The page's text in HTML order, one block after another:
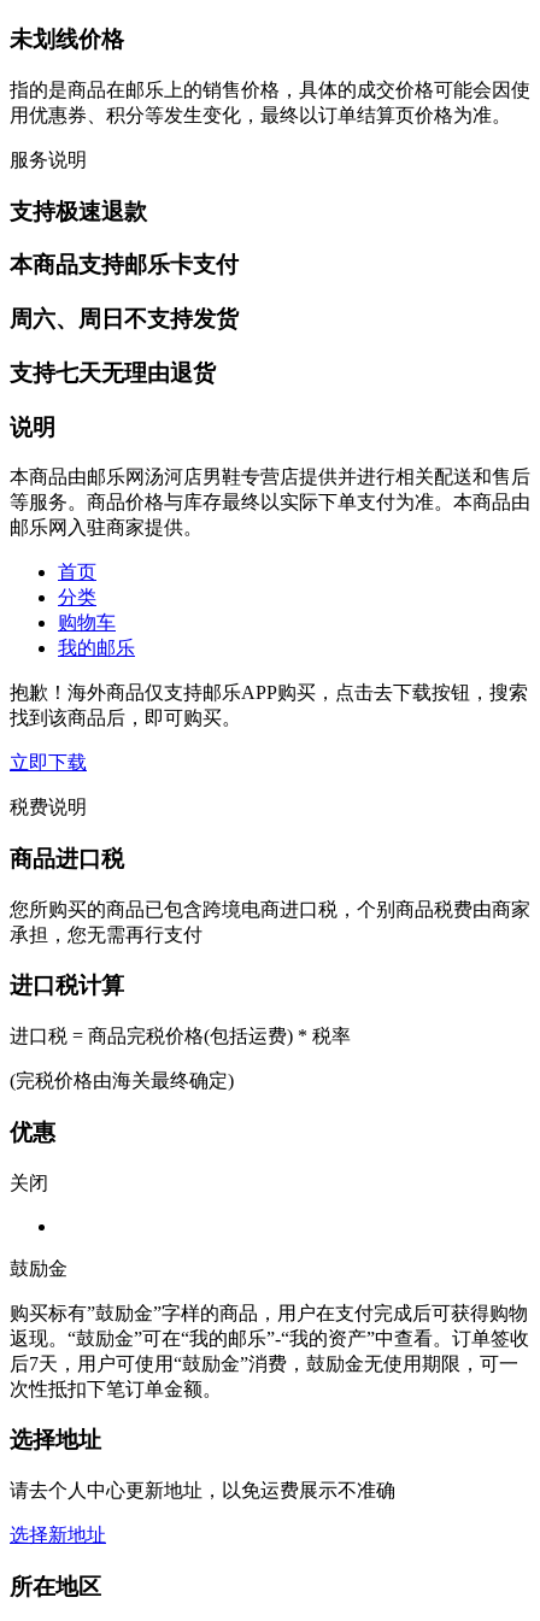
未划线价格
指的是商品在邮乐上的销售价格，具体的成交价格可能会因使
用优惠券、积分等发生变化，最终以订单结算页价格为准。
服务说明
支持极速退款
本商品支持邮乐卡支付
周六、周日不支持发货
支持七天无理由退货
说明
本商品由邮乐网汤河店男鞋专营店提供并进行相关配送和售后
等服务。商品价格与库存最终以实际下单支付为准。本商品由
邮乐网入驻商家提供。
首页
分类
购物车
我的邮乐
抱歉！海外商品仅支持邮乐APP购买，点击去下载按钮，搜索
找到该商品后，即可购买。
立即下载
税费说明
商品进口税
您所购买的商品已包含跨境电商进口税，个别商品税费由商家
承担，您无需再行支付
进口税计算
进口税 = 商品完税价格(包括运费) * 税率
(完税价格由海关最终确定)
优惠
关闭
鼓励金
购买标有”鼓励金”字样的商品，用户在支付完成后可获得购物
返现。“鼓励金”可在“我的邮乐”-“我的资产”中查看。订单签收
后7天，用户可使用“鼓励金”消费，鼓励金无使用期限，可一
次性抵扣下笔订单金额。
选择地址
请去个人中心更新地址，以免运费展示不准确
选择新地址
所在地区